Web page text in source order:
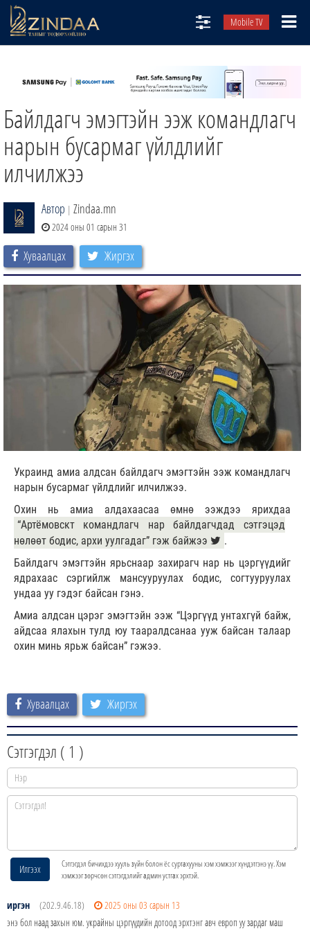
Mobile TV
ТВ8
ӨГЛӨӨНИЙ СОНИН
АУДИО ЗОХИОЛ
ЗИНДАА СЭТГҮҮЛ
Байлдагч эмэгтэйн ээж командлагч
нарын бусармаг үйлдлийг
илчилжээ
Автор | Zindaa.mn
2024 оны 01 сарын 31
Хуваалцах Жиргэх
Украинд амиа алдсан байлдагч эмэгтэйн ээж командлагч
нарын бусармаг үйлдлийг илчилжээ.
Охин нь амиа алдахаасаа өмнө ээждээ ярихдаа
“Артёмовскт командлагч нар байлдагчдад сэтгэцэд
нөлөөт бодис, архи уулгадаг” гэж байжээ
.
Байлдагч эмэгтэйн ярьснаар захирагч нар нь цэргүүдийг
ядрахаас сэргийлж мансууруулах бодис, согтууруулах
ундаа уу гэдэг байсан гэнэ.
Амиа алдсан цэрэг эмэгтэйн ээж “Цэргүүд унтахгүй байж,
айдсаа ялахын тулд юу тааралдсанаа ууж байсан талаар
охин минь ярьж байсан” гэжээ.
Хуваалцах Жиргэх
Сэтгэгдэл ( 1 )
Илгээх
Сэтгэгдэл бичихдээ хууль зүйн болон ёс суртахууны хэм хэмжээг хүндэтгэнэ үү. Хэм
хэмжээг зөрчсөн сэтгэгдэлийг админ устгах эрхтэй.
иргэн (202.9.46.18)
2025 оны 03 сарын 13
энэ бол наад захын юм. украйны цэргүүдийн дотоод эрхтэнг авч европ уу зардаг маш